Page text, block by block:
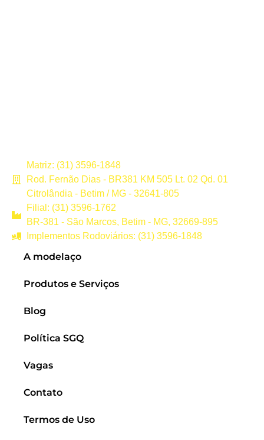
Matriz: (31) 3596-1848
Rod. Fernão Dias - BR381 KM 505 Lt. 02 Qd. 01
Citrolândia - Betim / MG - 32641-805
Filial: (31) 3596-1762
BR-381 - São Marcos, Betim - MG, 32669-895
Implementos Rodoviários: (31) 3596-1848
A modelaço
Produtos e Serviços
Blog
Política SGQ
Vagas
Contato
Termos de Uso